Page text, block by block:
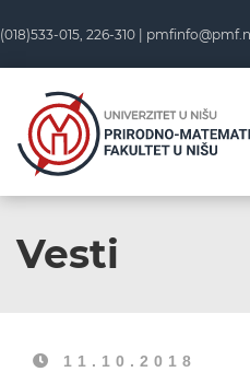
(018)533-015, 226-310 |
Vesti
11.10.2018